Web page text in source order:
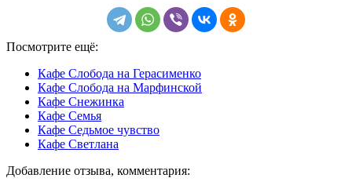
Посмотрите ещё:
Кафе Слобода на Герасименко
Кафе Слобода на Марфинской
Кафе Снежинка
Кафе Семья
Кафе Седьмое чувство
Кафе Светлана
Добавление отзыва, комментария: